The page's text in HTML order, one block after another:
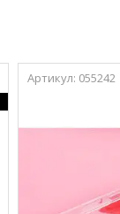
055242